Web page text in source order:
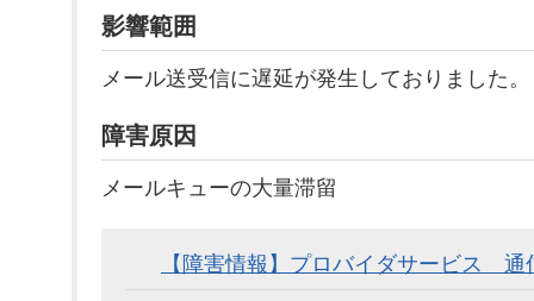
影響範囲
メール送受信に遅延が発生しておりました。
障害原因
メールキューの大量滞留
【障害情報】プロバイダサービス 通